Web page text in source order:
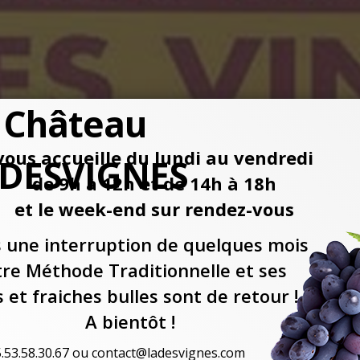
Nez de fruits secs, arrière-plan évoquant le
extrêmement plaisant. On appréciera sa
pâte de fruits et de fruits secs friande.
accueille du lundi au vendredi
de 9h à 12h et de 14h à 18h
et le week-end sur rendez-vous
une interruption de quelques mois
Méthode Traditionnelle et ses
et fraiches bulles sont de retour !
A bientôt !
ou contact@ladesvignes.com